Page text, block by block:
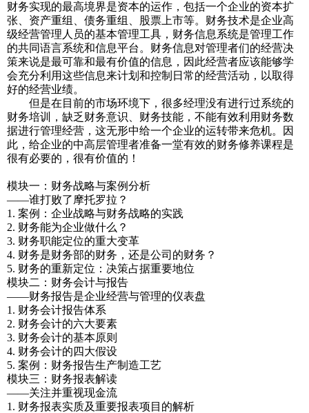
财务实现的最高境界是资本的运作，包括一个企业的资本扩
张、资产重组、债务重组、股票上市等。财务技术是企业高
级经营管理人员的基本管理工具，财务信息系统是管理工作
的共同语言系统和信息平台。财务信息对管理者们的经营决
策来说是最可靠和最有价值的信息，因此经营者应该能够学
会充分利用这些信息来计划和控制日常的经营活动，以取得
好的经营业绩。
但是在目前的市场环境下，很多经理没有进行过系统的
财务培训，缺乏财务意识、财务技能，不能有效利用财务数
据进行管理经营，这无形中给一个企业的运转带来危机。因
此，给企业的中高层管理者准备一堂有效的财务修养课程是
很有必要的，很有价值的！
模块一：财务战略与案例分析
——谁打败了摩托罗拉？
1. 案例：企业战略与财务战略的实践
2. 财务能为企业做什么？
3. 财务职能定位的重大变革
4. 财务是财务部的财务，还是公司的财务？
5. 财务的重新定位：决策占据重要地位
模块二：财务会计与报告
——财务报告是企业经营与管理的仪表盘
1. 财务会计报告体系
2. 财务会计的六大要素
3. 财务会计的基本原则
4. 财务会计的四大假设
5. 案例：财务报告生产制造工艺
模块三：财务报表解读
——关注并重视现金流
1. 财务报表实质及重要报表项目的解析